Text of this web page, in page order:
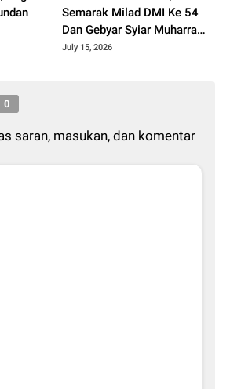
Semarak Milad DMI Ke 54
Dan Gebyar Syiar Muharram
1448 H
July 15, 2026
0
saran, masukan, dan komentar